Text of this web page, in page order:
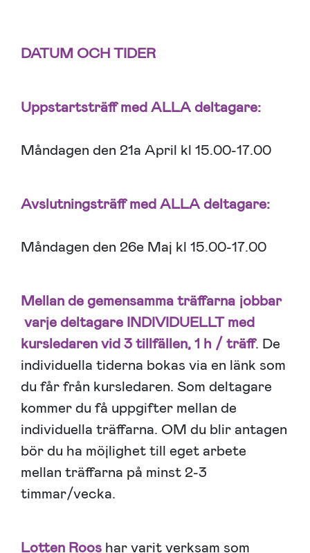
DATUM OCH TIDER
Uppstartsträff med ALLA deltagare:
Måndagen den 21a April kl 15.00-17.00
Avslutningsträff med ALLA deltagare:
Måndagen den 26e Maj kl 15.00-17.00
Mellan de gemensamma träffarna jobbar
varje deltagare INDIVIDUELLT med
kursledaren vid 3 tillfällen, 1 h / träff. De
individuella tiderna bokas via en länk som
du får från kursledaren. Som deltagare
kommer du få uppgifter mellan de
individuella träffarna. OM du blir antagen
bör du ha möjlighet till eget arbete
mellan träffarna på minst 2-3
timmar/vecka.
Lotten Roos har varit verksam som